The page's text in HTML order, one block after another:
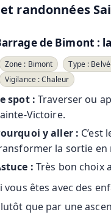
randonnées
de Bimont :
Zone : Bimont Type :
Vigilance : Chaleur
spot : Traverser ou
Victoire.
y aller :
la sortie en
: Très bon choix
vous êtes avec des
que par une